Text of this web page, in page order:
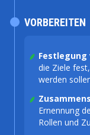
Festlegung
die Ziele
werden
Ernennung
Rollen und
VORBEREITEN